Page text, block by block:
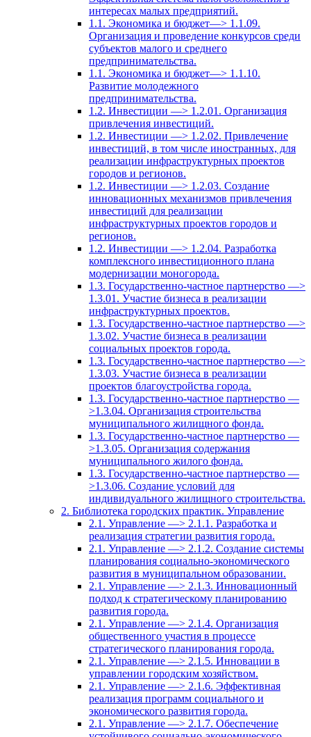
интересах малых предприятий.
1.1. Экономика и бюджет—> 1.1.09.
Организация и проведение конкурсов среди
субъектов малого и среднего
предпринимательства.
1.1. Экономика и бюджет—> 1.1.10.
Развитие молодежного
предпринимательства.
1.2. Инвестиции —> 1.2.01. Организация
привлечения инвестиций.
1.2. Инвестиции —> 1.2.02. Привлечение
инвестиций, в том числе иностранных, для
реализации инфраструктурных проектов
городов и регионов.
1.2. Инвестиции —> 1.2.03. Создание
инновационных механизмов привлечения
инвестиций для реализации
инфраструктурных проектов городов и
регионов.
1.2. Инвестиции —> 1.2.04. Разработка
комплексного инвестиционного плана
модернизации моногорода.
1.3. Государственно-частное партнерство —>
1.3.01. Участие бизнеса в реализации
инфраструктурных проектов.
1.3. Государственно-частное партнерство —>
1.3.02. Участие бизнеса в реализации
социальных проектов города.
1.3. Государственно-частное партнерство —>
1.3.03. Участие бизнеса в реализации
проектов благоустройства города.
1.3. Государственно-частное партнерство —
>1.3.04. Организация строительства
муниципального жилищного фонда.
1.3. Государственно-частное партнерство —
>1.3.05. Организация содержания
муниципального жилого фонда.
1.3. Государственно-частное партнерство —
>1.3.06. Создание условий для
индивидуального жилищного строительства.
2. Библиотека городских практик. Управление
2.1. Управление —> 2.1.1. Разработка и
реализация стратегии развития города.
2.1. Управление —> 2.1.2. Создание системы
планирования социально-экономического
развития в муниципальном образовании.
2.1. Управление —> 2.1.3. Инновационный
подход к стратегическому планированию
развития города.
2.1. Управление —> 2.1.4. Организация
общественного участия в процессе
стратегического планирования города.
2.1. Управление —> 2.1.5. Инновации в
управлении городским хозяйством.
2.1. Управление —> 2.1.6. Эффективная
реализация программ социального и
экономического развития города.
2.1. Управление —> 2.1.7. Обеспечение